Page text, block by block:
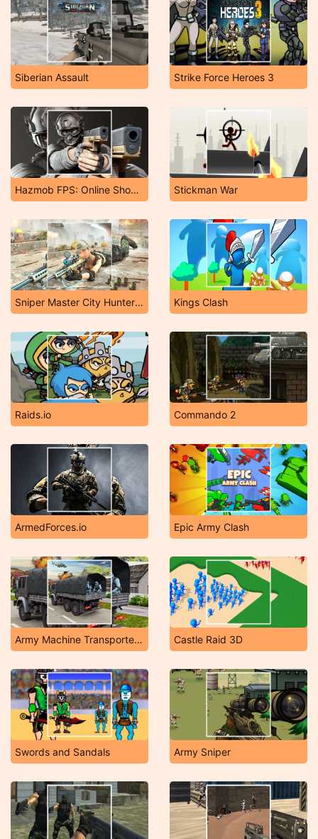
Siberian Assault Strike Force Heroes 3
Hazmob FPS: Online Shooter Stickman War
Sniper Master City Hunter Shooting Kings Clash
Raids.io Commando 2
ArmedForces.io Epic Army Clash
Army Machine Transporter Truck Castle Raid 3D
Swords and Sandals Army Sniper